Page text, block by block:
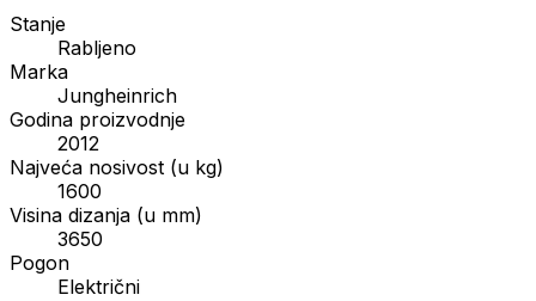
Stanje
Rabljeno
Marka
Jungheinrich
Godina proizvodnje
2012
Najveća nosivost (u kg)
1600
Visina dizanja (u mm)
3650
Pogon
Električni